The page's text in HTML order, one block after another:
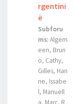
rgentini
ë
Subforu
ms:Algem
een, Brun
o, Cathy,
Gilles, Han
ne, Issabe
l, Manuell
a, Marc, R